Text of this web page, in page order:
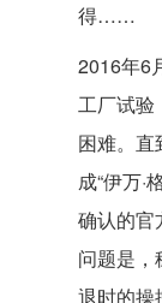
得……
2016年6
工厂试验
困难。
成“伊万·
确认的官
问题是，
退时的